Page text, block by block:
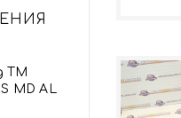
TM
MD AL